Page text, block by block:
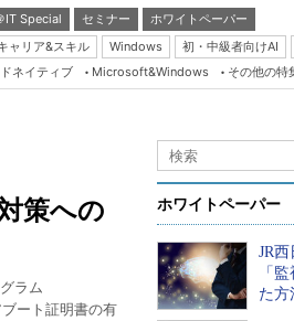
IT Special セミナー
ホワイトペーパー
ャリア&スキル Windows 初・中級者向けAI
Server & Storage
Java Agile
Database Expert
ネイティブ Microsoft&Windows その他の特
策への
ラム
ート証明書の有
ホワイトペーパー
JR
「
た方